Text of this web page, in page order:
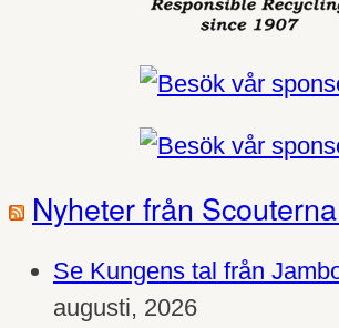
Nyheter från
Se Kungens tal från
augusti, 2026